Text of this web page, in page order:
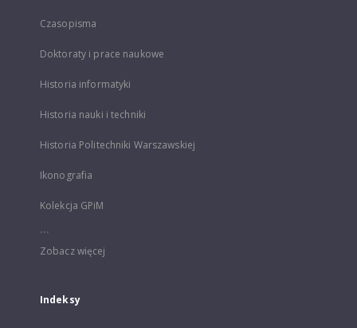
Czasopisma
Doktoraty i prace naukowe
Historia informatyki
Historia nauki i techniki
Historia Politechniki Warszawskiej
Ikonografia
Kolekcja GPiM
...
Zobacz więcej
Indeksy